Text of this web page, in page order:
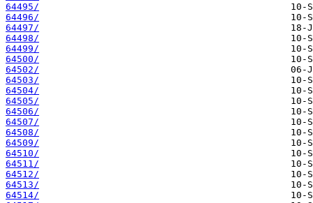
64495/
64496/
64497/
64498/
64499/
64500/
64502/
64503/
64504/
64505/
64506/
64507/
64508/
64509/
64510/
64511/
64512/
64513/
64514/